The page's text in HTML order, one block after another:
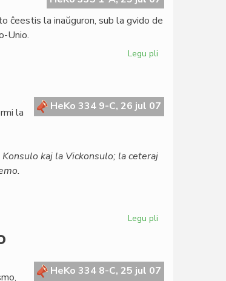
ĉeestis la inaŭguron, sub la gvido de
Unio.
Legu pli
Eŭropa
Esperanto-
HeKo 334 9-C, 26 jul 07
la
kaj la Vickonsulo; la ceteraj
Legu pli
la
HeKo 334 8-C, 25 jul 07